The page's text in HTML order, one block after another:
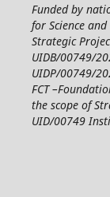
Funded by
for Science
Strategic
UIDB/00749/
UIDP/00749/
FCT
the scope of
UID/00749